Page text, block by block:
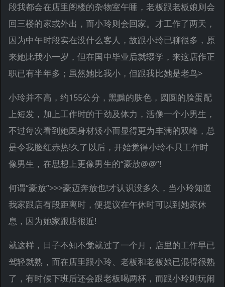
段我都会在店里阁楼的杂物室午睡，老板跟老板娘则会
回三楼的家或外出，而小玲则会回家。才工作了两天，
因为中午时段实在没什么客人，故跟小玲已聊很多，原
来她比我小一岁，但在国中毕业后就辍学，来这店作正
职已有半年多；虽然她比我小，但跟我比她是老鸟>
小玲并不高，约155公分，黑黝的肤色，圆圆的脸蛋配
上短发，加上工作时的干劲及体力，活像一个小男生，
不过每次看到她因身材矮小而显得更为丰满的双峰，总
是令我脸红赤热!久了以后，开始觉得小玲不只工作时
像男生，在思想上更像男生的“豪放@@”!
何谓“豪放”>>>豪迈奔放也!才认识没多久，当小玲知道
我家跟店有段距离时，便提议在午休时可以到她家休
息，因为她家跟店很近!
就这样，日子不知不觉就过了一个月，店里的工作早已
驾轻就熟，而在店里跟小玲、老板和老板娘已混得很熟
了，有时候下班后还会跟老板喝两杯，而跟小玲则玩闹